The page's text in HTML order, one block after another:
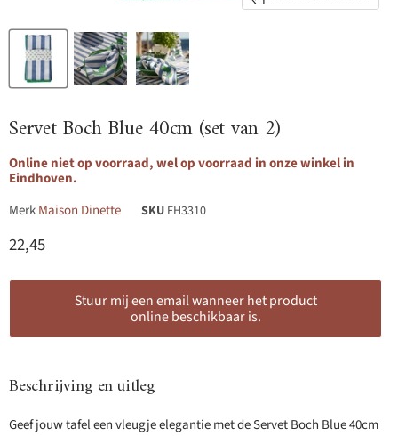
Servet Boch Blue 40cm (set van 2)
Online niet op voorraad, wel op voorraad in onze winkel in
Eindhoven.
MerkMaison Dinette SKU FH3310
Huidige prijs
22,45
Stuur mij een email wanneer het product
online beschikbaar is.
Beschrijving en uitleg
Geef jouw tafel een vleugje elegantie met de Servet Boch Blue 40cm